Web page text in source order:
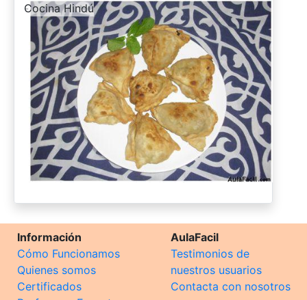
-
Cocina Hindú
Información
Cómo Funcionamos
Quienes somos
Certificados
AulaFacil
Testimonios de
nuestros usuarios
Contacta con nosotros